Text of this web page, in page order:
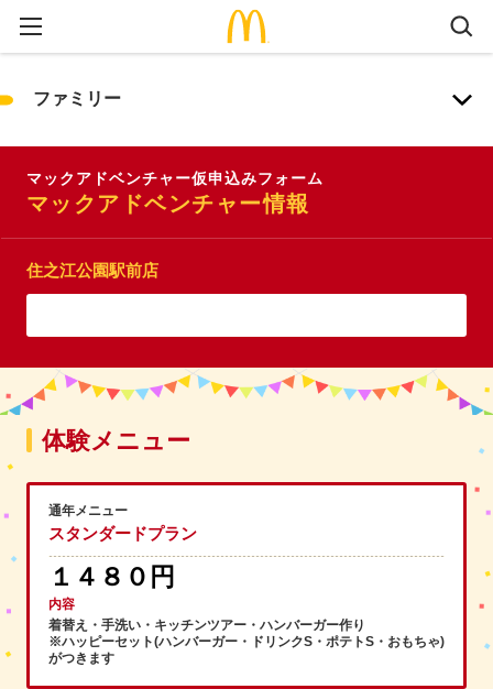
ファミリー
マックアドベンチャー仮申込みフォーム
マックアドベンチャー情報
住之江公園駅前店
体験メニュー
通年メニュー
スタンダードプラン
１４８０円
内容
着替え・手洗い・キッチンツアー・ハンバーガー作り
※ハッピーセット(ハンバーガー・ドリンクS・ポテトS・おもちゃ)
がつきます